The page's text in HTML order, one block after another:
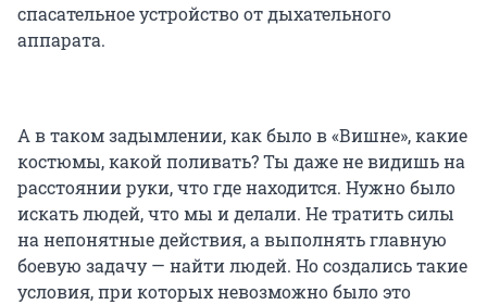
спасательное устройство от дыхательного
аппарата.
А в таком задымлении, как было в «Вишне», какие
костюмы, какой поливать? Ты даже не видишь на
расстоянии руки, что где находится. Нужно было
искать людей, что мы и делали. Не тратить силы
на непонятные действия, а выполнять главную
боевую задачу — найти людей. Но создались такие
условия, при которых невозможно было это